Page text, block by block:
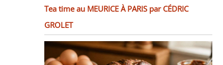
Tea time au MEURICE À PARIS par CÉDRIC
GROLET